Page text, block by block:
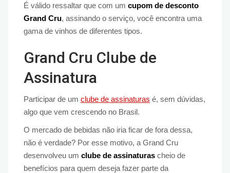
É válido ressaltar que com um cupom de desconto
Grand Cru, assinando o serviço, você encontra uma
gama de vinhos de diferentes tipos.
Grand Cru Clube de
Assinatura
Participar de um clube de assinaturas é, sem dúvidas,
algo que vem crescendo no Brasil.
O mercado de bebidas não iria ficar de fora dessa,
não é verdade? Por esse motivo, a Grand Cru
desenvolveu um clube de assinaturas cheio de
benefícios para quem deseja fazer parte da